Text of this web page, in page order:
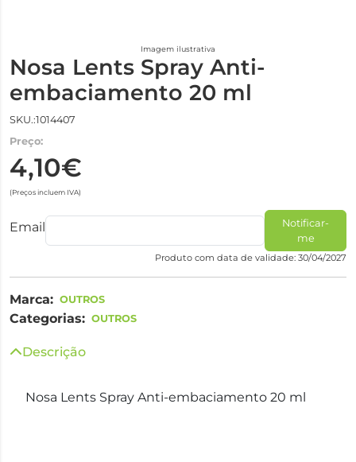
Imagem ilustrativa
Nosa Lents Spray Anti-
embaciamento 20 ml
SKU.:1014407
Preço:
4,10€
(Preços incluem IVA)
Email
Notificar-
me
Produto com data de validade: 30/04/2027
Marca: OUTROS
Categorias: OUTROS
Descrição
Nosa Lents Spray Anti-embaciamento 20 ml